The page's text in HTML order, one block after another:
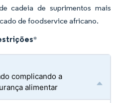
cadeia de suprimentos mais
de foodservice africano.
*
complicando a
alimentar